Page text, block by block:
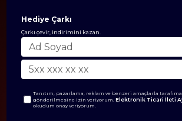
Hediye Çarkı
Çarkı çevir, indirimini kazan.
Tanıtım, pazarlama, reklam ve benzeri amaçlarla
gönderilmesine izin veriyorum.Elektronik Ticari İleti
okudum onay veriyorum.